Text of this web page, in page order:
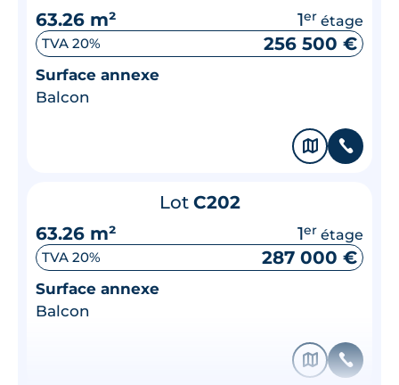
63.26 m²
1er étage
TVA 20% 256 500 €
Surface annexe
Balcon
🗞 📞
Lot C202
63.26 m²
1er étage
TVA 20% 287 000 €
Surface annexe
Balcon
🗞 📞